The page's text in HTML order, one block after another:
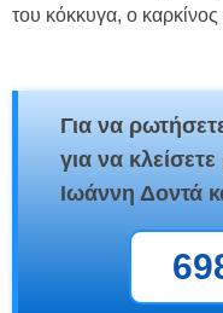
του κόκκυγα, ο
Για να
για να
Ιωάννη Δοντά